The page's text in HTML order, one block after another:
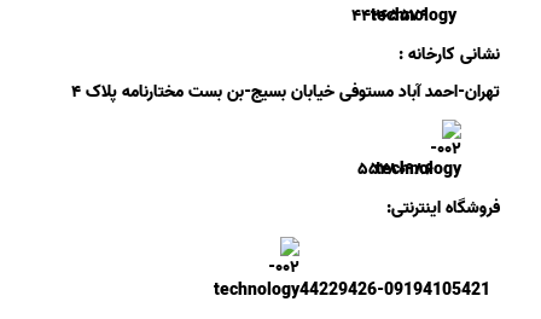
۴۴ ۲۶۵۵۷۹
نشانی کارخانه :
تهران-احمد آباد مستوفیخیابان بسیج-بن بستمختارنامهپلاک ۴
۵۵۲۸۰۹۸۶
فروشگاه اینترنتی:
44229426-09194105421